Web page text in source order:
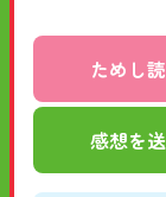
ためし
感想を